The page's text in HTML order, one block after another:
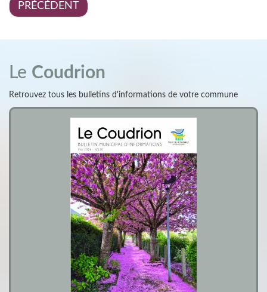
PRÉCÉDENT
Le Coudrion
Retrouvez tous les bulletins d'informations de votre commune